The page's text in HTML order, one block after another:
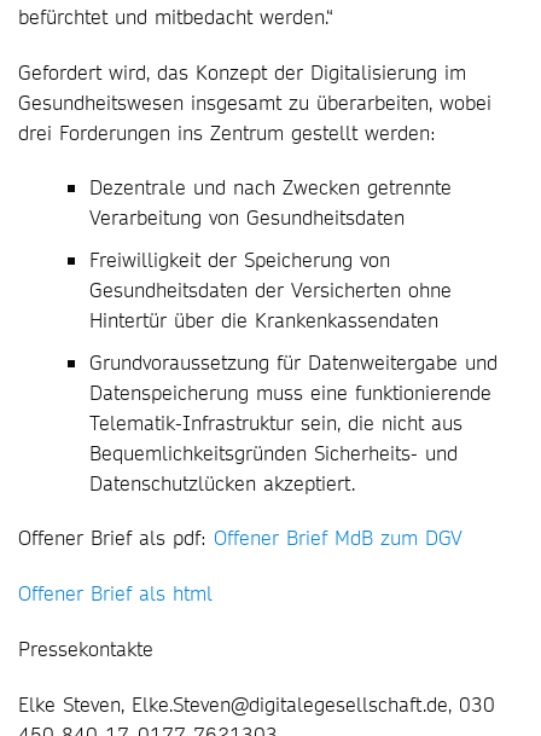
befürchtet und mitbedacht werden.“
Gefordert wird, das Konzept der Digitalisierung im
Gesundheitswesen insgesamt zu überarbeiten, wobei
drei Forderungen ins Zentrum gestellt werden:
Dezentrale und nach Zwecken getrennte
Verarbeitung von Gesundheitsdaten
Freiwilligkeit der Speicherung von
Gesundheitsdaten der Versicherten ohne
Hintertür über die Krankenkassendaten
Grundvoraussetzung für Datenweitergabe und
Datenspeicherung muss eine funktionierende
Telematik-Infrastruktur sein, die nicht aus
Bequemlichkeitsgründen Sicherheits- und
Datenschutzlücken akzeptiert.
Offener Brief als pdf: Offener Brief MdB zum DGV
Offener Brief als html
Pressekontakte
Elke Steven, Elke.Steven@digitalegesellschaft.de, 030